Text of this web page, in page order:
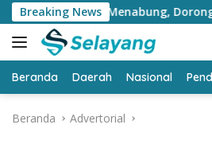
Langsung
ke
konten
Breaking News
Menabung, Dorong Pelajar
Beranda Daerah Nasional
Beranda Advertorial